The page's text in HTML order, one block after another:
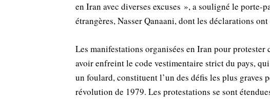
en Iran avec diverses excuses », a souligné le
étrangères, Nasser Qanaani, dont les déclarations
Les manifestations organisées en Iran pour
avoir enfreint le code vestimentaire strict du pays,
un foulard, constituent l’un des défis les plus
révolution de 1979. Les protestations se sont